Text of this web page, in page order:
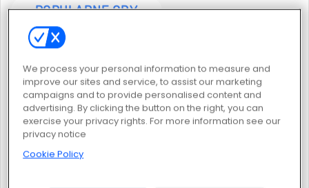
POPULARNE GRY
Spadająca kulka 3D Helix Jump
We process your personal information to measure and
improve our sites and service, to assist our marketing
campaigns and to provide personalised content and
advertising. By clicking the button on the right, you can
exercise your privacy rights. For more information see our
privacy notice
Cookie Policy